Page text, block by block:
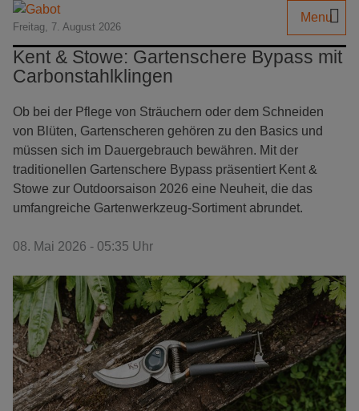
Freitag, 7. August 2026
Menu
Kent & Stowe: Gartenschere Bypass mit
Carbonstahlklingen
Ob bei der Pflege von Sträuchern oder dem Schneiden
von Blüten, Gartenscheren gehören zu den Basics und
müssen sich im Dauergebrauch bewähren. Mit der
traditionellen Gartenschere Bypass präsentiert Kent &
Stowe zur Outdoorsaison 2026 eine Neuheit, die das
umfangreiche Gartenwerkzeug-Sortiment abrundet.
08. Mai 2026 - 05:35 Uhr